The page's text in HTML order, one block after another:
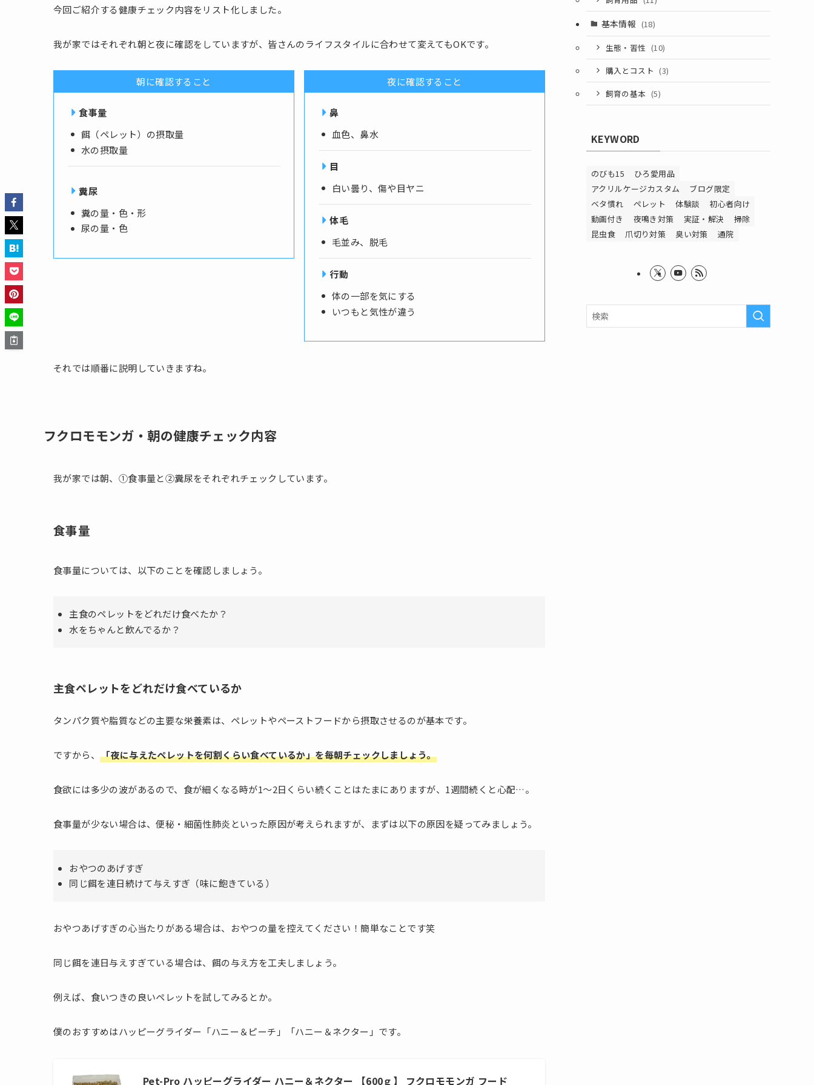
今回ご紹介する健康チェック内容をリスト化しました。
我が家ではそれぞれ朝と夜に確認をしていますが、皆さんのライフスタイルに合わせて変えてもOKです。
朝に確認すること
食事量
餌（ペレット）の摂取量
水の摂取量
糞尿
糞の量・色・形
尿の量・色
夜に確認すること
鼻
血色、鼻水
目
白い曇り、傷や目ヤニ
体毛
毛並み、脱毛
行動
体の一部を気にする
いつもと気性が違う
それでは順番に説明していきますね。
フクロモモンガ・朝の健康チェック内容
我が家では朝、①食事量と②糞尿をそれぞれチェックしています。
食事量
食事量については、以下のことを確認しましょう。
主食のペレットをどれだけ食べたか？
水をちゃんと飲んでるか？
主食ペレットをどれだけ食べているか
タンパク質や脂質などの主要な栄養素は、ペレットやペーストフードから摂取させるのが基本です。
ですから、 「夜に与えたペレットを何割くらい食べているか」を毎朝チェックしましょう。
食欲には多少の波があるので、食が細くなる時が1～2日くらい続くことはたまにありますが、1週間続くと心配…。
食事量が少ない場合は、便秘・細菌性肺炎といった原因が考えられますが、まずは以下の原因を疑ってみましょう。
おやつのあげすぎ
同じ餌を連日続けて与えすぎ（味に飽きている）
おやつあげすぎの心当たりがある場合は、おやつの量を控えてください！簡単なことです笑
同じ餌を連日与えすぎている場合は、餌の与え方を工夫しましょう。
例えば、食いつきの良いペレットを試してみるとか。
僕のおすすめはハッピーグライダー「ハニー＆ピーチ」「ハニー＆ネクター」です。
Pet-Pro ハッピーグライダー ハニー＆ネクター 【600ｇ】 フクロモモンガ フード
基本情報 (18)
生態・習性 (10)
購入とコスト (3)
飼育の基本 (5)
KEYWORD
のびも15
ひろ愛用品
アクリルケージカスタム
ブログ限定
ベタ慣れ
ペレット 体験談
初心者向け
動画付き
夜鳴き対策 実証・解決
掃除
昆虫食
爪切り対策 臭い対策 通院